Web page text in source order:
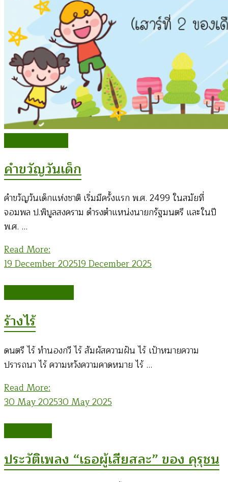
คำขวัญวันเด็ก
คำขวัญวันเด็กแห่งชาติ เริ่มมีครั้งแรก พ.ศ. 2499 ในสมัยที่
จอมพล ป.พิบูลสงคราม ดำรงตำแหน่งนายกรัฐมนตรี และในปี
พ.ศ. …
Read More:
19 December 202519 December 2025
ร้างไร้
ดนตรี ไร้ ทำนองกวี ไร้ สัมผัสความฝัน ไร้ เป้าหมายความ
ปรารถนา ไร้ ความหวังความคาดหมาย ไร้ …
Read More:
30 May 202530 May 2025
ประวัติเพลง “เธอผู้เสียสละ” ของ คุรุชน